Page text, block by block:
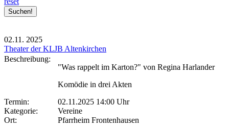
02.11. 2025
Theater der KLJB Altenkirchen
Beschreibung:
"Was rappelt im Karton?" von Regina Harlander
Komödie in drei Akten
Termin:
02.11.2025 14:00 Uhr
Kategorie:
Vereine
Ort:
Pfarrheim Frontenhausen